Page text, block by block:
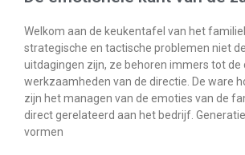
Welkom aan de keukentafel van het
strategische en tactische problemen niet
uitdagingen zijn, ze behoren immers tot de
werkzaamheden van de directie. De ware
zijn het managen van de emoties van de
direct gerelateerd aan het bedrijf.
vormen